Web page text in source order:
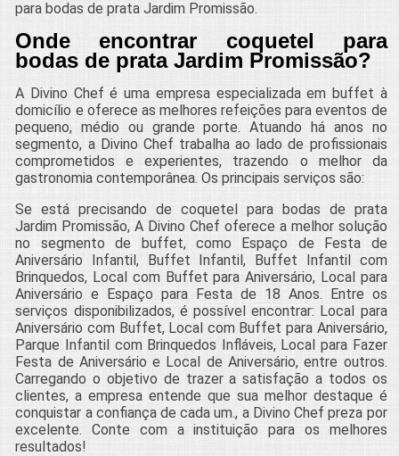
para bodas de prata Jardim Promissão.
Onde encontrar coquetel para
bodas de prata Jardim Promissão?
A Divino Chef é uma empresa especializada em buffet à
domicílio e oferece as melhores refeições para eventos de
pequeno, médio ou grande porte. Atuando há anos no
segmento, a Divino Chef trabalha ao lado de profissionais
comprometidos e experientes, trazendo o melhor da
gastronomia contemporânea. Os principais serviços são:
Se está precisando de coquetel para bodas de prata
Jardim Promissão, A Divino Chef oferece a melhor solução
no segmento de buffet, como Espaço de Festa de
Aniversário Infantil, Buffet Infantil, Buffet Infantil com
Brinquedos, Local com Buffet para Aniversário, Local para
Aniversário e Espaço para Festa de 18 Anos. Entre os
serviços disponibilizados, é possível encontrar: Local para
Aniversário com Buffet, Local com Buffet para Aniversário,
Parque Infantil com Brinquedos Infláveis, Local para Fazer
Festa de Aniversário e Local de Aniversário, entre outros.
Carregando o objetivo de trazer a satisfação a todos os
clientes, a empresa entende que sua melhor destaque é
conquistar a confiança de cada um., a Divino Chef preza por
excelente. Conte com a instituição para os melhores
resultados!